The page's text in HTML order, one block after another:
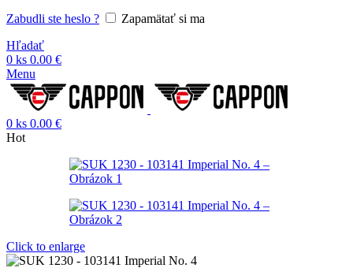
Zabudli ste heslo ?
Zapamätať si ma
Hľadať
0 ks 0.00 €
Menu
0 ks 0.00 €
Hot
Click to enlarge